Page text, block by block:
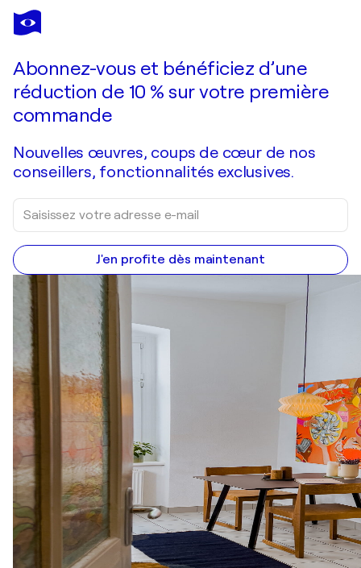
ARNO BIGOT
Peter and the Wolf - La capture
Abonnez-vous et bénéficiez d’une
réduction de 10 % sur votre première
commande
Nouvelles œuvres, coups de cœur de nos
conseillers, fonctionnalités exclusives.
J'en profite dès maintenant